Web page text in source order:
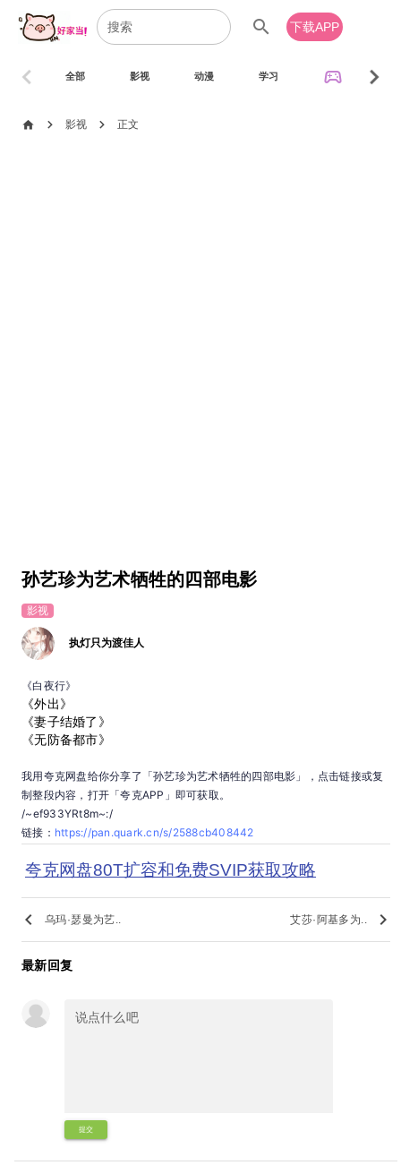
search 下载APP
全部 影视 动漫 学习 sports_esports
chevron_left chevron_right
home chevron_right 影视 chevron_right 正文
孙艺珍为艺术牺牲的四部电影
影视
执灯只为渡佳人
《白夜行》
《外出》
《妻子结婚了》
《无防备都市》
我用夸克网盘给你分享了「孙艺珍为艺术牺牲的四部电影」，点击链接或复
制整段内容，打开「夸克APP」即可获取。
/~ef933YRt8m~:/
链接： https://pan.quark.cn/s/2588cb408442
夸克网盘80T扩容和免费SVIP获取攻略
keyboard_arrow_left 乌玛·瑟曼为艺.. 艾莎·阿基多为.. keyboard_arrow_right
最新回复
提交